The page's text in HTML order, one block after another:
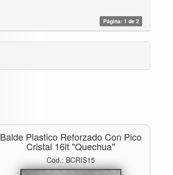
Página: 1 de 2
Balde Plastico Reforzado Con Pico
Cristal 16lt "quechua"
Cod.: BCRIS15